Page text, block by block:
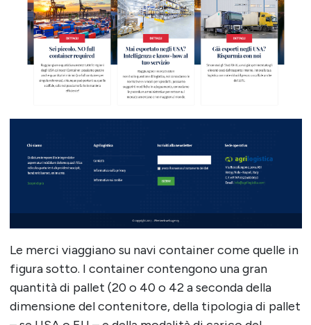
Le merci viaggiano su navi container come quelle in
figura sotto. I container contengono una gran
quantità di pallet (20 o 40 o 42 a seconda della
dimensione del contenitore, della tipologia di pallet